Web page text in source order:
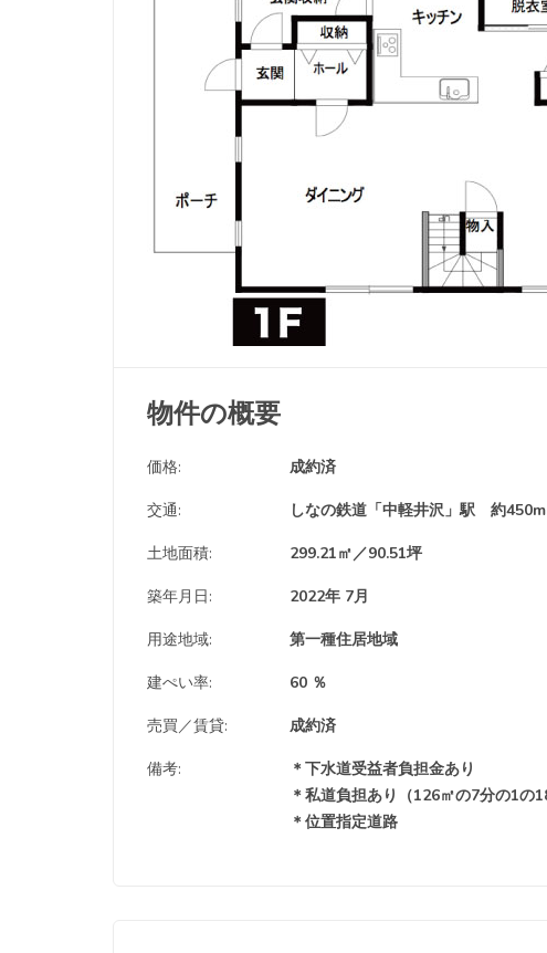
物件の概要
価格: 成約済
交通: しなの鉄道「中軽井沢」駅 約450m
土地面積: 299.21㎡／90.51坪
築年月日: 2022年 7月
用途地域: 第一種住居地域
建ぺい率: 60 ％
売買／賃貸: 成約済
備考:
＊下水道受益者負担金あり
＊私道負担あり（126㎡の7分の1の
＊位置指定道路